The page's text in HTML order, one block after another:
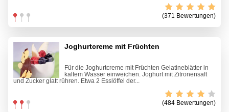
(371 Bewertungen)
Joghurtcreme mit Früchten
Für die Joghurtcreme mit Früchten Gelatineblätter in
kaltem Wasser einweichen. Joghurt mit Zitronensaft
und Zucker glatt rühren. Etwa 2 Esslöffel der...
(484 Bewertungen)